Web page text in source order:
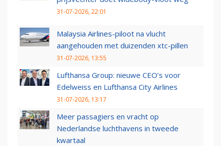
31-07-2026, 22:01
Malaysia Airlines-piloot na vlucht
aangehouden met duizenden xtc-pillen
31-07-2026, 13:55
Lufthansa Group: nieuwe CEO’s voor
Edelweiss en Lufthansa City Airlines
31-07-2026, 13:17
Meer passagiers en vracht op
Nederlandse luchthavens in tweede
kwartaal